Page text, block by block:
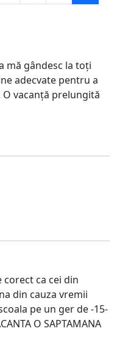
mă gândesc la toți
adecvate pentru a
O vacanță prelungită
corect ca cei din
din cauza vremii
pe un ger de -15-
O SAPTAMANA